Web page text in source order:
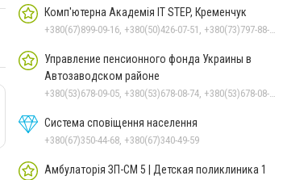
Комп'ютерна Академія IT STEP, Кременчук
+380(67)899-09-16, +380(50)426-07-51, +380(73)797-88-17
Управление пенсионного фонда Украины в
Автозаводском районе
+380(53)678-09-05, +380(53)678-08-74, +380(53)678-08-83, +380(53)678-08-41, +380(53)678-08-86
Система сповіщення населення
+380(67)350-44-68, +380(67)340-49-59
Амбулаторія ЗП-СМ 5 | Детская поликлиника 1